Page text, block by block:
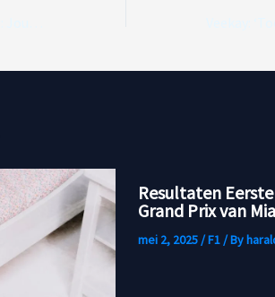
Resultaten
Grand Prix van
mei 2, 2025/F1/ By